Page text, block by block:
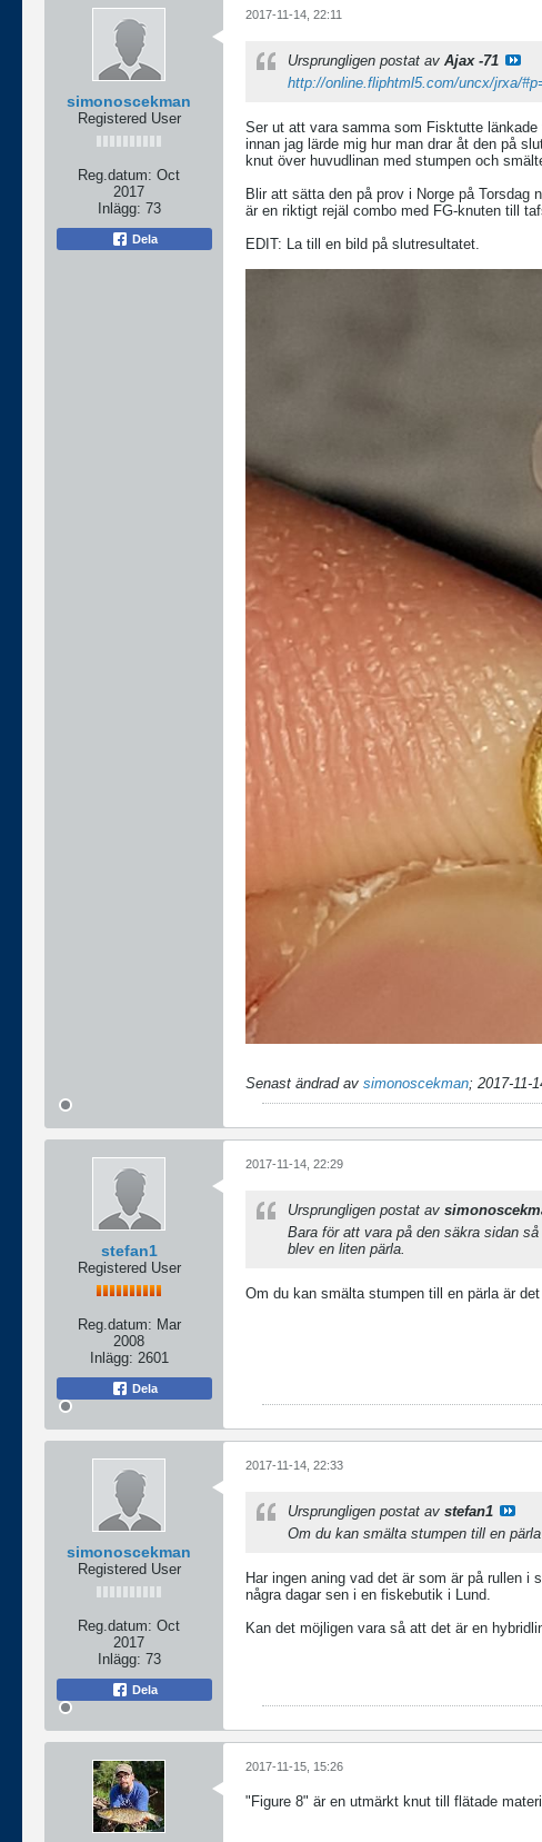
simonoscekman
Registered User
Reg.datum: Oct
2017
Inlägg: 73
Dela
2017-11-14, 22:11
Ursprungligen postat av Ajax -71
http://online.fliphtml5.com/uncx/jrxa/
Ser ut att vara samma som Fisktutte
innan jag lärde mig hur man drar åt den på
knut över huvudlinan med stumpen och
Blir att sätta den på prov i Norge på Torsdag
är en riktigt rejäl combo med FG-knuten till
EDIT: La till en bild på slutresultatet.
Senast ändrad av simonoscekman; 2017-11-
stefan1
Registered User
Reg.datum: Mar
2008
Inlägg: 2601
Dela
2017-11-14, 22:29
Ursprungligen postat av
Bara för att vara på den säkra sidan
blev en liten pärla.
Om du kan smälta stumpen till en pärla är
simonoscekman
Registered User
Reg.datum: Oct
2017
Inlägg: 73
Dela
2017-11-14, 22:33
Ursprungligen postat av stefan1
Om du kan smälta stumpen till en
Har ingen aning vad det är som är på rullen
några dagar sen i en fiskebutik i Lund.
Kan det möjligen vara så att det är en
2017-11-15, 15:26
"Figure 8" är en utmärkt knut till flätade